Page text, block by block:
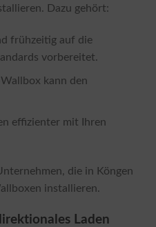
Dazu gehört:
frühzeitig auf die
vorbereitet.
kann den
effizienter mit Ihren
die in Köngen
installieren.
Laden